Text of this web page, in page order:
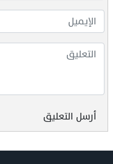
أرسل التعليق